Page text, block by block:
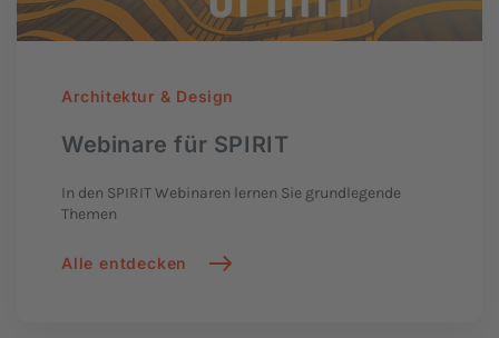
Architektur & Design
Webinare für SPIRIT
In den SPIRITWebinaren lernen Sie grundlegende
Themen
Alle entdecken